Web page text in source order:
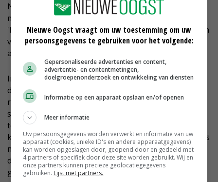
Nederlanders aan het werk. Dogterom nam meerdere
maatregelen om corona buiten zijn bedrijf te houden.
'Het gaat om veiligheid, maar ook om het voortbestaan
van je bedrijf. In die weken kunnen we ons geen
afwezigen permitteren.'
In overleg met de Werkgeverslijn en de gemeente nam
de ondernemer meerdere maatregelen: heldere
richtlijnen over thuisblijven en quarantaine,
spatschermen tussen de werkplekken, iedereen
temperaturen aan het begin van de werkdag en geen
koffie in de kantine, maar in een ruime tent buiten. 'Iets
minder gezellig, maar wel efficiënter.' Door de
duidelijkheid verliep de drukke zomer bij Dogterom
goed. 'Werkgeverschap is sfeerbepalend.'
Nieuwe Oogst vraagt om uw toestemming om uw
persoonsgegevens te gebruiken voor het volgende:
Gepersonaliseerde advertenties en content,
advertentie- en contentmetingen,
doelgroepenonderzoek en ontwikkeling van diensten
Informatie op een apparaat opslaan en/of openen
Meer informatie
Uw persoonsgegevens worden verwerkt en informatie van uw
apparaat (cookies, unieke ID's en andere apparaatgegevens)
kan worden opgeslagen door, geopend door en gedeeld met
4 partners of specifiek door deze site worden gebruikt. Wij en
onze partners kunnen precieze geolocatiegegevens
gebruiken. Lijst met partners.